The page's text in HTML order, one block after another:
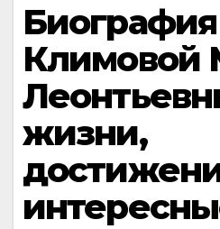
Биография
Климовой
жизни,